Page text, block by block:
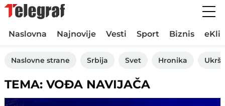
Naslovna Najnovije Vesti Sport Biznis
Naslovne strane Srbija Svet Hronika
TEMA: VOĐA NAVIJAČA